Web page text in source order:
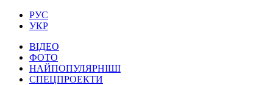
РУС
УКР
ВІДЕО
ФОТО
НАЙПОПУЛЯРНІШІ
СПЕЦПРОЕКТИ